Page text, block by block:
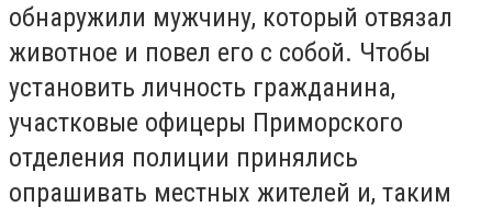
обнаружили мужчину, который отвязал
животное и повел его с собой. Чтобы
установить личность гражданина,
участковые офицеры Приморского
отделения полиции принялись
опрашивать местных жителей и, таким